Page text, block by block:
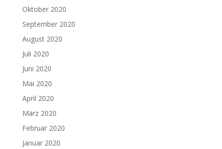
Oktober 2020
September 2020
August 2020
Juli 2020
Juni 2020
Mai 2020
April 2020
März 2020
Februar 2020
Januar 2020